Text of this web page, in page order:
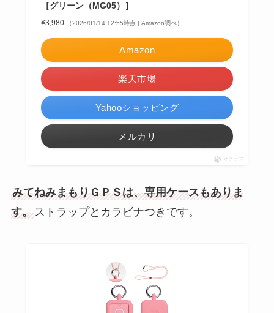
［グリーン（MG05）］
¥3,980 （2026/01/14 12:55時点 | Amazon調べ）
Amazon
楽天市場
Yahooショッピング
メルカリ
ポチップ
みてねみまもりＧＰＳは、専用ケースもありま
す。ストラップとカラビナつきです。